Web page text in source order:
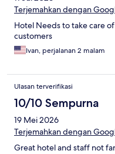
Terjemahkan dengan
Hotel Needs to take care
customers
Ivan, perjalanan 2 malam
Ulasan terverifikasi
10/10 Sempurna
19 Mei 2026
Terjemahkan dengan
Great hotel and staff not